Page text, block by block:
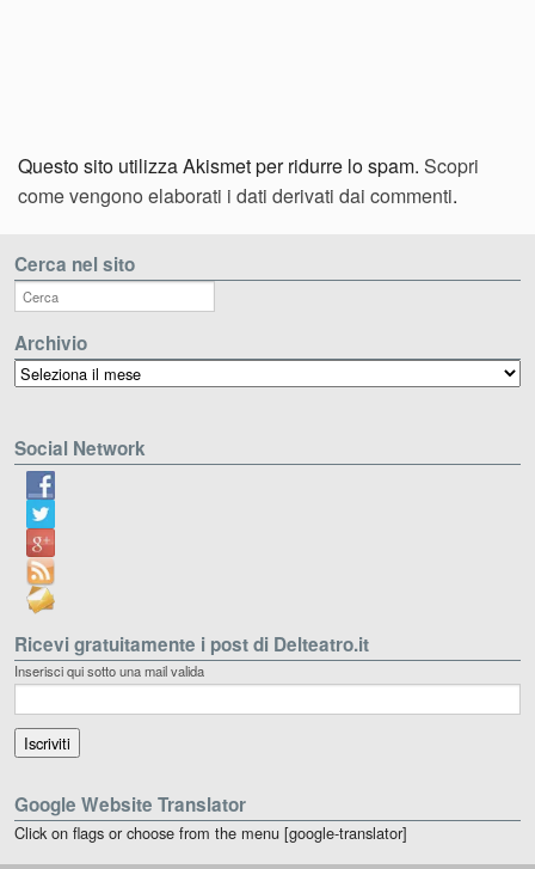
Questo sito utilizza Akismet per ridurre lo spam. Scopri
come vengono elaborati i dati derivati dai commenti.
Cerca nel sito
Archivio
Archivio
Social Network
Ricevi gratuitamente i post di Delteatro.it
Inserisci qui sotto una mail valida
Google Website Translator
Click on flags or choose from the menu [google-translator]